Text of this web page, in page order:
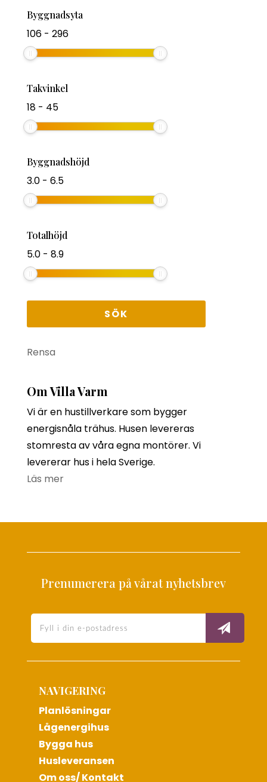
Byggnadsyta
106- 296
Takvinkel
18- 45
Byggnadshöjd
3.0- 6.5
Totalhöjd
5.0- 8.9
Rensa
Om Villa Varm
Vi är en hustillverkare som bygger
energisnåla trähus. Husen levereras
stomresta av våra egna montörer. Vi
levererar hus i hela Sverige.
Läs mer
Prenumerera på vårat nyhetsbrev
NAVIGERING
Planlösningar
Lågenergihus
Bygga hus
Husleveransen
Om oss/ Kontakt